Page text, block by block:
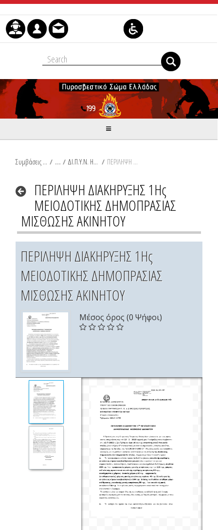
Μετάβαση στο περιεχόμενο
Συμβάσεις Διαβουλεύσεις Διαγωνισμοί / ΔΙ.Π.Υ.Ν. ΗΛΕΙΑΣ / ΠΕΡΙΛΗΨΗ ΔΙΑΚΗΡΥΞΗΣ 1Ης ΜΕΙΟΔΟΤΙΚΗΣ ΔΗΜΟΠΡΑΣΙΑΣ ΜΙΣΘΩΣΗΣ ΑΚΙΝΗΤΟΥ
ΠΕΡΙΛΗΨΗ ΔΙΑΚΗΡΥΞΗΣ 1Ης
ΜΕΙΟΔΟΤΙΚΗΣ ΔΗΜΟΠΡΑΣΙΑΣ
ΜΙΣΘΩΣΗΣ ΑΚΙΝΗΤΟΥ
ΠΕΡΙΛΗΨΗ ΔΙΑΚΗΡΥΞΗΣ 1Ης
ΜΕΙΟΔΟΤΙΚΗΣ ΔΗΜΟΠΡΑΣΙΑΣ
ΜΙΣΘΩΣΗΣ ΑΚΙΝΗΤΟΥ
Μέσος όρος (0 Ψήφοι)